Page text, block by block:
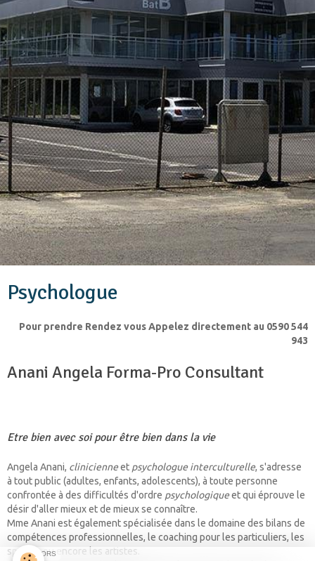
Psychologue
Pour prendre Rendez vous Appelez directement au 0590 544
943
Anani Angela Forma-Pro Consultant
Etre bien avec soi pour être bien dans la vie
Angela Anani, clinicienneet psychologue interculturelle, s'adresse
à tout public (adultes, enfants, adolescents), à toute personne
confrontée à des difficultés d'ordre psychologiqueet qui éprouve le
désir d'aller mieux et de mieux se connaître.
Mme Anani est également spécialisée dans le domaine des bilans de
compétences professionnelles, le coaching pour les particuliers, les
sportifs ou encore les artistes.
SPONSORS